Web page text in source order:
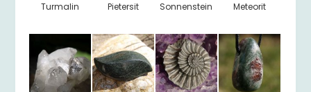
Turmalin Pietersit Sonnenstein Meteorit